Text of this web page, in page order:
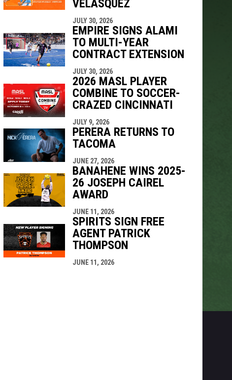
VELÁSQUEZ
JULY 30, 2026
EMPIRE SIGNS ALAMI
TO MULTI-YEAR
CONTRACT EXTENSION
JULY 30, 2026
2026 MASL PLAYER
COMBINE TO SOCCER-
CRAZED CINCINNATI
JULY 9, 2026
PERERA RETURNS TO
TACOMA
JUNE 27, 2026
BANAHENE WINS 2025-
26 JOSEPH CAIREL
AWARD
JUNE 11, 2026
SPIRITS SIGN FREE
AGENT PATRICK
THOMPSON
JUNE 11, 2026